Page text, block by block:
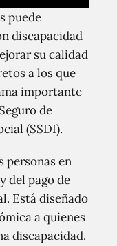
puede
discapacidad
su calidad
a los que
importante
de
(SSDI).
personas en
del pago de
Está diseñado
a quienes
discapacidad.